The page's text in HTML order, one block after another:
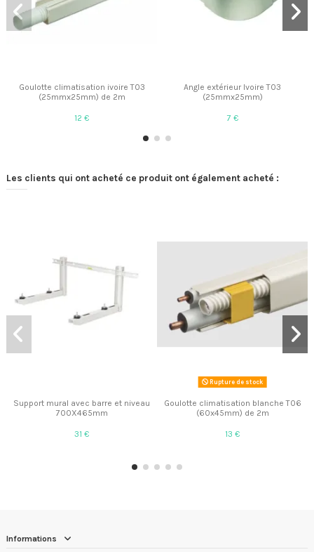
Goulotte climatisation ivoire T03
(25mmx25mm) de 2m
12 €
Angle extérieur Ivoire T03
(25mmx25mm)
7 €
Les clients qui ont acheté ce produit ont également acheté :
Support mural avec barre et niveau
700X465mm
31 €
Rupture de stock
Goulotte climatisation blanche T06
(60x45mm) de 2m
13 €
Informations